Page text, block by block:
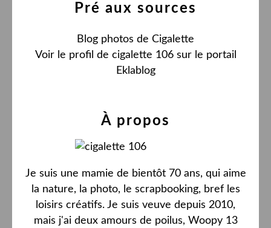
Pré aux sources
Blog photos de Cigalette
Voir le profil de cigalette 106sur le portail
Eklablog
À propos
Je suis une mamie de bientôt 70 ans, qui aime
la nature, la photo, le scrapbooking, bref les
loisirs créatifs. Je suis veuve depuis 2010,
mais j'ai deux amours de poilus, Woopy 13